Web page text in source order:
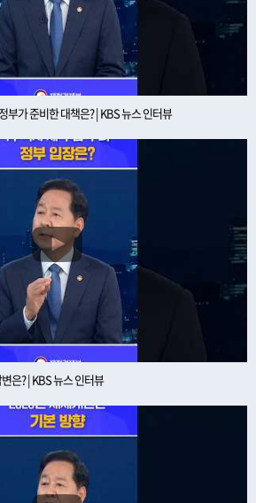
부가 준비한 대책은? | KBS 뉴스 인터뷰
은? | KBS 뉴스 인터뷰